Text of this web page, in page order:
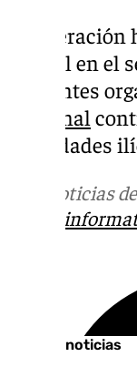
La
laboral en
diferentes
Nacional
actividades
Más noticias de
Últimas noticias